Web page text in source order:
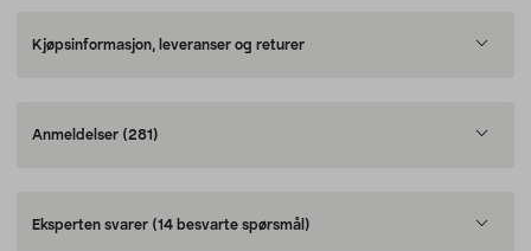
Kjøpsinformasjon, leveranser og returer
Anmeldelser (281)
Eksperten svarer (14 besvarte spørsmål)